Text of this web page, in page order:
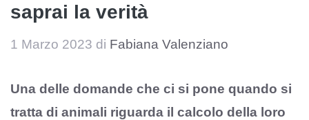
saprai la verità
1 Marzo 2023 di Fabiana Valenziano
Una delle domande che ci si pone quando si
tratta di animali riguarda il calcolo della loro